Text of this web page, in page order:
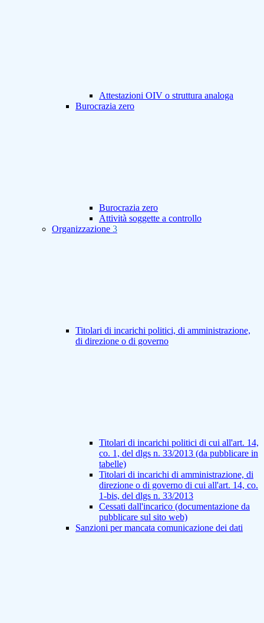
Attestazioni OIV o struttura analoga
Burocrazia zero
Burocrazia zero
Attività soggette a controllo
Organizzazione 3
Titolari di incarichi politici, di amministrazione,
di direzione o di governo
Titolari di incarichi politici di cui all'art. 14,
co. 1, del dlgs n. 33/2013 (da pubblicare in
tabelle)
Titolari di incarichi di amministrazione, di
direzione o di governo di cui all'art. 14, co.
1-bis, del dlgs n. 33/2013
Cessati dall'incarico (documentazione da
pubblicare sul sito web)
Sanzioni per mancata comunicazione dei dati